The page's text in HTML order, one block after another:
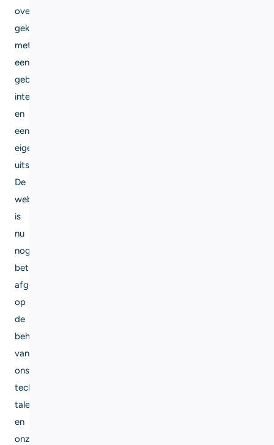
over
gekregen,
met
een
gebruiksvriendelijke
interface
en
een
eigentijdse
uitstraling.
De
website
is
nu
nog
beter
afgestemd
op
de
behoeften
van
ons
technisch
talent
en
onze